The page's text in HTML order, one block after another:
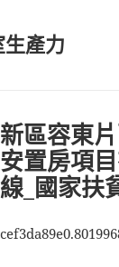
產力
區容東
置房項
_國家扶